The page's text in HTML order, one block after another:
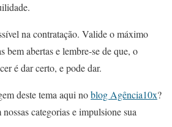
na contratação. Valide o máximo
bem abertas e lembre-se de que, o
é dar certo, e pode dar.
deste tema aqui noblog Agência10x?
categorias e impulsione sua